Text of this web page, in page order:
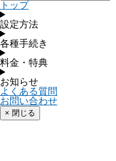
トップ
設定方法
各種手続き
料金・特典
お知らせ
よくある質問
お問い合わせ
× 閉じる